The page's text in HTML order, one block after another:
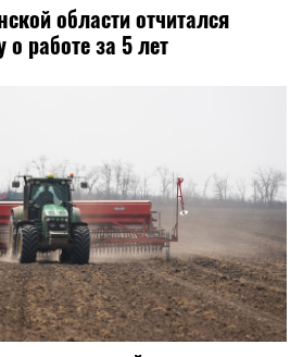
области отчитался
работе за 5 лет